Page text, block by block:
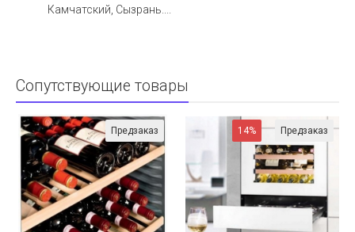
Камчатский, Сызрань....
Сопутствующие товары
Предзаказ 14% Предзаказ